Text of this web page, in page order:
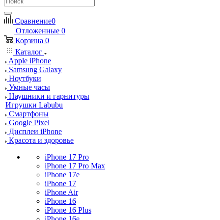
Сравнение0
Отложенные 0
Корзина 0
Каталог
Apple iPhone
Samsung Galaxy
Ноутбуки
Умные часы
Наушники и гарнитуры
Игрушки Labubu
Смартфоны
Google Pixel
Дисплеи iPhone
Красота и здоровье
iPhone 17 Pro
iPhone 17 Pro Max
iPhone 17e
iPhone 17
iPhone Air
iPhone 16
iPhone 16 Plus